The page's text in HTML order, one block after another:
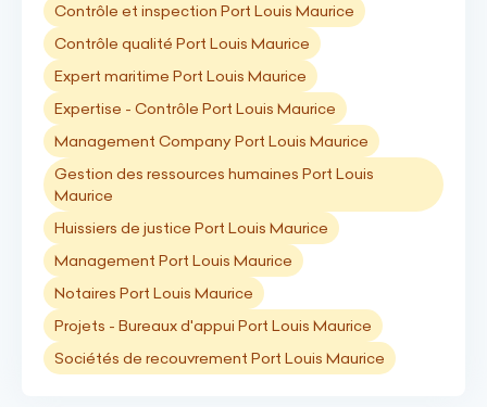
Contrôle et inspection Port Louis Maurice
Contrôle qualité Port Louis Maurice
Expert maritime Port Louis Maurice
Expertise - Contrôle Port Louis Maurice
Management Company Port Louis Maurice
Gestion des ressources humaines Port Louis
Maurice
Huissiers de justice Port Louis Maurice
Management Port Louis Maurice
Notaires Port Louis Maurice
Projets - Bureaux d'appui Port Louis Maurice
Sociétés de recouvrement Port Louis Maurice